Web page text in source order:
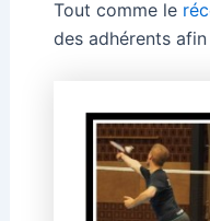
Tout comme le
des adhérents